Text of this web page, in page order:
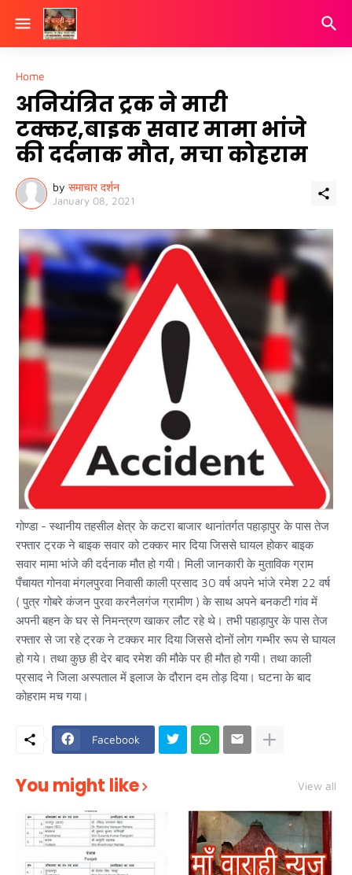
Home
अनियंत्रित ट्रक ने मारी
टक्कर,बाइक सवार मामा भांजे
की दर्दनाक मौत, मचा कोहराम
by समाचार दर्शन
January 08, 2021
गोण्डा - स्थानीय तहसील क्षेत्र के कटरा बाजार थानांतर्गत पहाड़ापुर के पास तेज
रफ्तार ट्रक ने बाइक सवार को टक्कर मार दिया जिससे घायल होकर बाइक
सवार मामा भांजे की दर्दनाक मौत हो गयी। मिली जानकारी के मुताविक ग्राम
पँचायत गोनवा मंगलपुरवा निवासी काली प्रसाद 30 वर्ष अपने भांजे रमेश 22 वर्ष
( पुत्र गोबरे कंजन पुरवा करनैलगंज ग्रामीण ) के साथ अपने बनकटी गांव में
अपनी बहन के घर से निमन्त्रण खाकर लौट रहे थे। तभी पहाड़ापुर के पास तेज
रफ्तार से जा रहे ट्रक ने टक्कर मार दिया जिससे दोनों लोग गम्भीर रूप से घायल
हो गये। तथा कुछ ही देर बाद रमेश की मौके पर ही मौत हो गयी। तथा काली
प्रसाद ने जिला अस्पताल में इलाज के दौरान दम तोड़ दिया। घटना के बाद
कोहराम मच गया।
Facebook
You might like View all